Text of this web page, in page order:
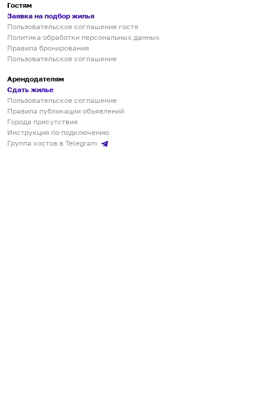
Гостям
Заявка на подбор жилья
Пользовательское соглашение гостя
Политика обработки персональных данных
Правила бронирования
Пользовательское соглашение
Арендодателям
Сдать жилье
Пользовательское соглашение
Правила публикации объявлений
Города присутствия
Инструкция по подключению
Группа хостов в Telegram